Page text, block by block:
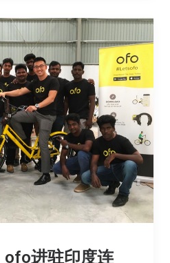
ofo进驻印度连